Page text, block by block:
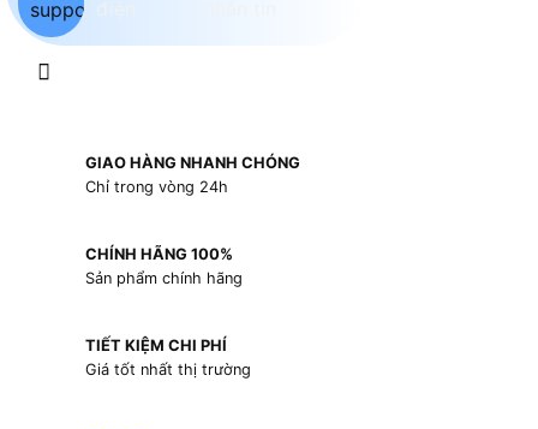
GIAO HÀNG NHANH CHÓNG
Chỉ trong vòng 24h
CHÍNH HÃNG 100%
Sản phẩm chính hãng
TIẾT KIỆM CHI PHÍ
Giá tốt nhất thị trường